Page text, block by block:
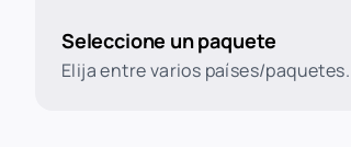
Seleccione un paquete
Elija entre varios países/paquetes.